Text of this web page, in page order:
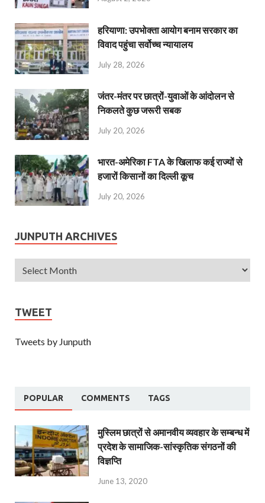
हरियाणा: उपभोक्ता आयोग बनाम सरकार का
विवाद पहुंचा सर्वोच्च न्यायालय
July 28, 2026
जंतर-मंतर पर छात्रों-युवाओं के आंदोलन से
निकलते कुछ जरूरी सबक
July 20, 2026
भारत-अमेरिका FTA के खिलाफ कई राज्यों से
हजारों किसानों का दिल्ली कूच
July 20, 2026
JUNPUTH ARCHIVES
TWEET
Tweets by Junputh
POPULAR COMMENTS TAGS
मुस्लिम छात्रों से अमानवीय व्यवहार के सम्बन्ध में
प्रदेश के सामाजिक-सांस्कृतिक संगठनों की
विज्ञप्ति
June 13, 2020